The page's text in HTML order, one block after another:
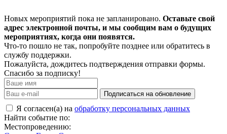
Новых мероприятий пока не запланировано. Оставьте свой
адрес электронной почты, и мы сообщим вам о будущих
мероприятиях, когда они появятся.
Что-то пошло не так, попробуйте позднее или обратитесь в
службу поддержки.
Пожалуйста, дождитесь подтверждения отправки формы.
Спасибо за подписку!
Подписаться на обновление
Я согласен(а) на обработку персональных данных
Найти событие по:
Местопроведению: